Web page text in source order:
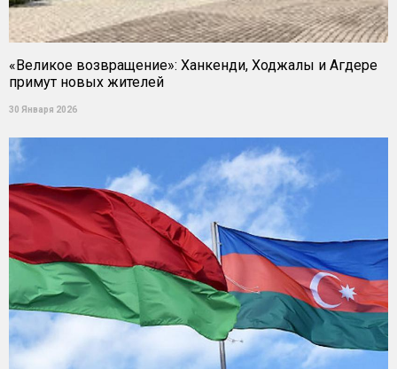
«Великое возвращение»: Ханкенди, Ходжалы и Агдере
примут новых жителей
30 Января 2026